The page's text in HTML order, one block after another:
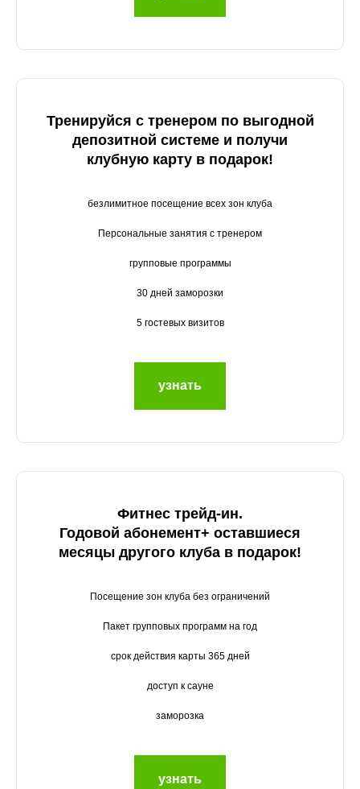
Тренируйся с тренером по выгодной
депозитной системе и получи
клубную карту в подарок!
безлимитное посещение всех зон клуба
Персональные занятия с тренером
групповые программы
30 дней заморозки
5 гостевых визитов
узнать
Фитнес трейд-ин.
Годовой абонемент+ оставшиеся
месяцы другого клуба в подарок!
Посещение зон клуба без ограничений
Пакет групповых программ на год
срок действия карты 365 дней
доступ к сауне
заморозка
узнать